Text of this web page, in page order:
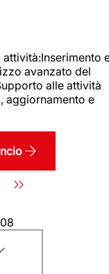
avanzato del
alle attività
aggiornamento e